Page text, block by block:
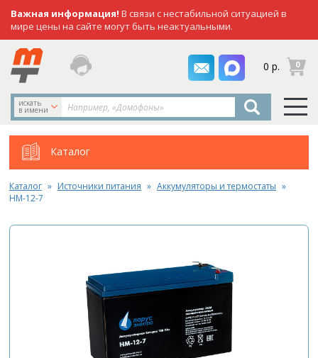
Важная информация! В связи с нестабильной ситуацией в
мире цены на сайте могут быть неактуальными.
0 р. 0
искать
в имени
Каталог
Каталог Источники питания
Аккумуляторы и термостаты
HM-12-7